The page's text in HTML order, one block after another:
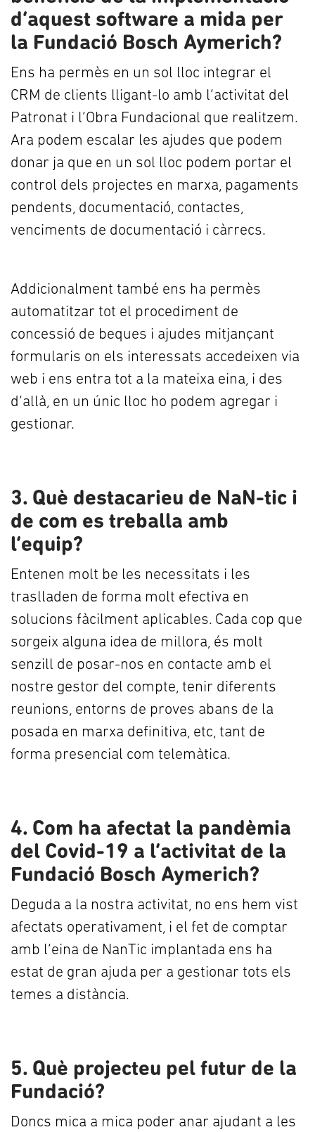
d’aquest software a mida per
la Fundació Bosch Aymerich?
Ens ha permès en un sol lloc integrar el
CRM de clients lligant-lo amb l’activitat del
Patronat i l’Obra Fundacional que realitzem.
Ara podem escalar les ajudes que podem
donar ja que en un sol lloc podem portar el
control dels projectes en marxa, pagaments
pendents, documentació, contactes,
venciments de documentació i càrrecs.
Addicionalment també ens ha permès
automatitzar tot el procediment de
concessió de beques i ajudes mitjançant
formularis on els interessats accedeixen via
web i ens entra tot a la mateixa eina, i des
d’allà, en un únic lloc ho podem agregar i
gestionar.
3. Què destacarieu de NaN-tic i
de com es treballa amb
l’equip?
Entenen molt be les necessitats i les
traslladen de forma molt efectiva en
solucions fàcilment aplicables. Cada cop que
sorgeix alguna idea de millora, és molt
senzill de posar-nos en contacte amb el
nostre gestor del compte, tenir diferents
reunions, entorns de proves abans de la
posada en marxa definitiva, etc, tant de
forma presencial com telemàtica.
4. Com ha afectat la pandèmia
del Covid-19 a l’activitat de la
Fundació Bosch Aymerich?
Deguda a la nostra activitat, no ens hem vist
afectats operativament, i el fet de comptar
amb l’eina de NanTic implantada ens ha
estat de gran ajuda per a gestionar tots els
temes a distància.
5. Què projecteu pel futur de la
Fundació?
Doncs mica a mica poder anar ajudant a les